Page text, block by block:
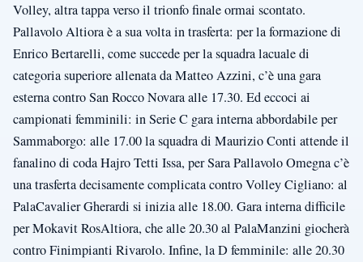
Volley, altra tappa verso il trionfo finale ormai scontato.
Pallavolo Altiora è a sua volta in trasferta: per la formazione di
Enrico Bertarelli, come succede per la squadra lacuale di
categoria superiore allenata da Matteo Azzini, c’è una gara
esterna contro San Rocco Novara alle 17.30. Ed eccoci ai
campionati femminili: in Serie C gara interna abbordabile per
Sammaborgo: alle 17.00 la squadra di Maurizio Conti attende il
fanalino di coda Hajro Tetti Issa, per Sara Pallavolo Omegna c’è
una trasferta decisamente complicata contro Volley Cigliano: al
PalaCavalier Gherardi si inizia alle 18.00. Gara interna difficile
per Mokavit RosAltiora, che alle 20.30 al PalaManzini giocherà
contro Finimpianti Rivarolo. Infine, la D femminile: alle 20.30